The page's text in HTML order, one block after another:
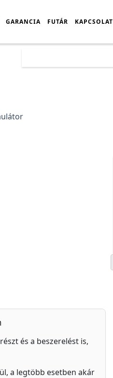
GARANCIA FUTÁR KAPCSOLAT
és a beszerelést is,
a legtöbb esetben akár